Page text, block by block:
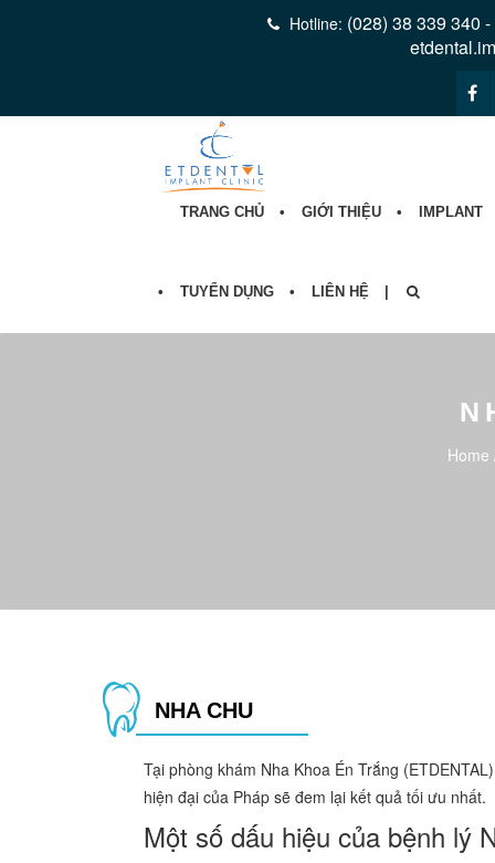
Hotline: (028) 38 339 340
TRANG CHỦ GIỚI THIỆU IMPLANT
TUYỂN DỤNG LIÊN HỆ
Home
NHA CHU
Tại phòng khám Nha Khoa Én Trắng
hiện đại của Pháp sẽ đem lại kết quả tối ưu nhất.
Một số dấu hiệu của bệnh lý